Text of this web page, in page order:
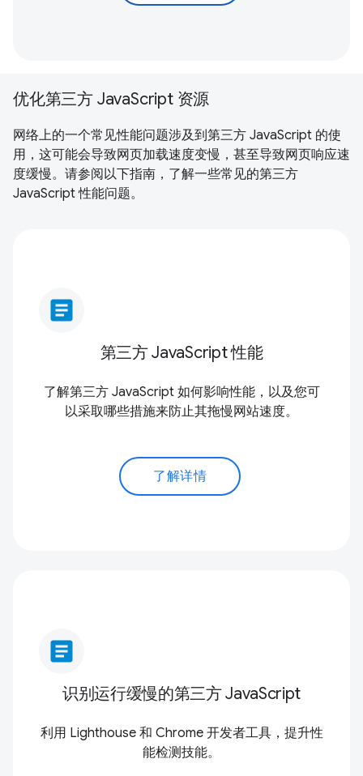
优化第三方 JavaScript 资源
网络上的一个常见性能问题涉及到第三方 JavaScript 的使
用，这可能会导致网页加载速度变慢，甚至导致网页响应速
度缓慢。请参阅以下指南，了解一些常见的第三方
JavaScript 性能问题。
article
第三方 JavaScript 性能
了解第三方 JavaScript 如何影响性能，以及您可
以采取哪些措施来防止其拖慢网站速度。
了解详情
article
识别运行缓慢的第三方 JavaScript
利用 Lighthouse 和 Chrome 开发者工具，提升性
能检测技能。